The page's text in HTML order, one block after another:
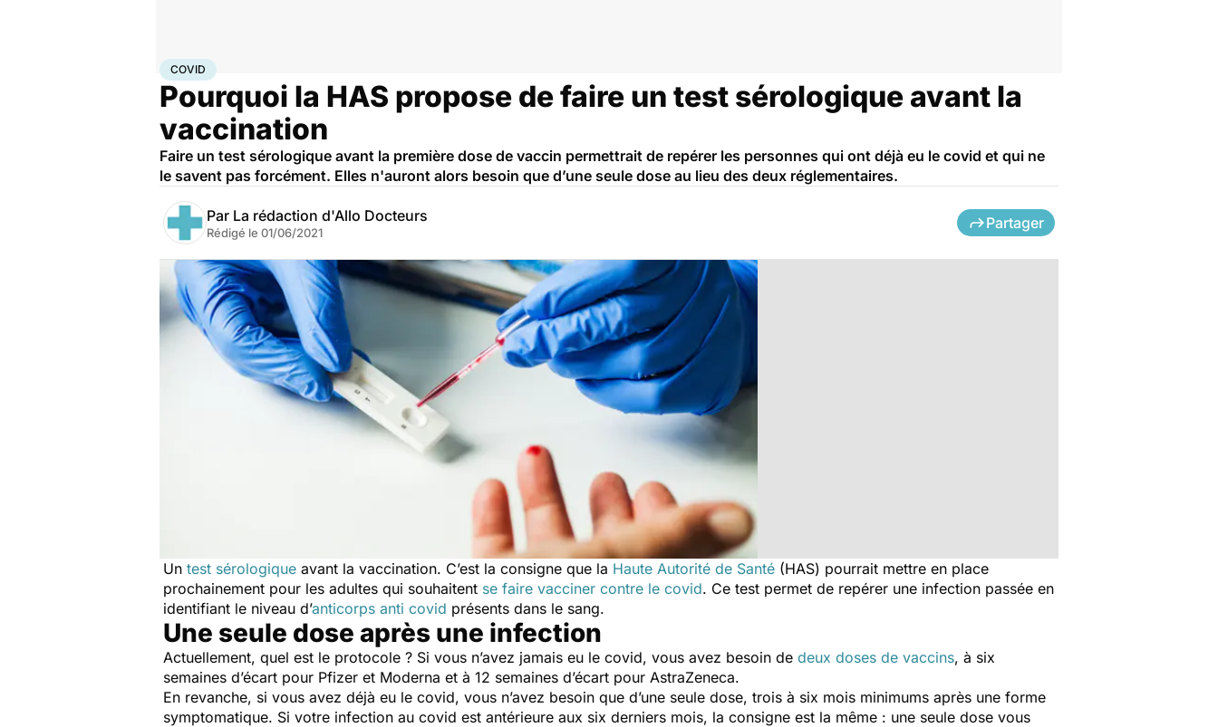
AccueilSanté
COVID
Pourquoi la HAS propose de faire un test sérologique avant la
vaccination
Faire un test sérologique avant la première dose de vaccin permettrait de repérer les personnes qui ont déjà eu le covid et qui ne
le savent pas forcément. Elles n'auront alors besoin que d’une seule dose au lieu des deux réglementaires.
Par La rédaction d'Allo Docteurs
Rédigé le 01/06/2021
Partager
Un test sérologique avant la vaccination. C’est la consigne que la Haute Autorité de Santé (HAS) pourrait mettre en place
prochainement pour les adultes qui souhaitent se faire vacciner contre le covid. Ce test permet de repérer une infection passée en
identifiant le niveau d’anticorps anti covid présents dans le sang.
Une seule dose après une infection
Actuellement, quel est le protocole ? Si vous n’avez jamais eu le covid, vous avez besoin de deux doses de vaccins, à six
semaines d’écart pour Pfizer et Moderna et à 12 semaines d’écart pour AstraZeneca.
En revanche, si vous avez déjà eu le covid, vous n’avez besoin que d’une seule dose, trois à six mois minimums après une forme
symptomatique. Si votre infection au covid est antérieure aux six derniers mois, la consigne est la même : une seule dose vous